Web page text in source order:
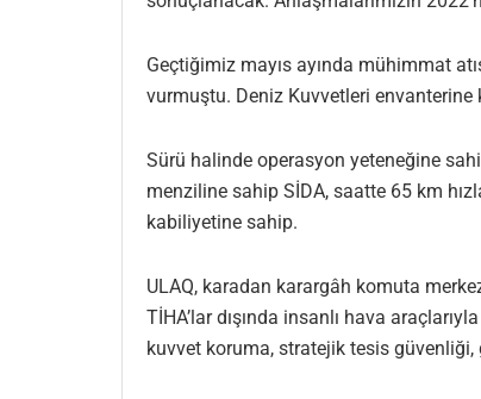
Geçtiğimiz mayıs ayında mühimmat
vurmuştu. Deniz Kuvvetleri envanterine
Sürü halinde operasyon yeteneğine
menziline sahip SİDA, saatte 65 km
kabiliyetine sahip.
ULAQ, karadan karargâh komuta
TİHA’lar dışında insanlı hava
kuvvet koruma, stratejik tesis güvenliği,